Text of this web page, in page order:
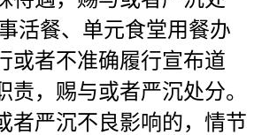
活餐、单元食堂用餐办
或者不准确履行宣布道
责，赐与或者严沉处分。
者严沉不良影响的，情节